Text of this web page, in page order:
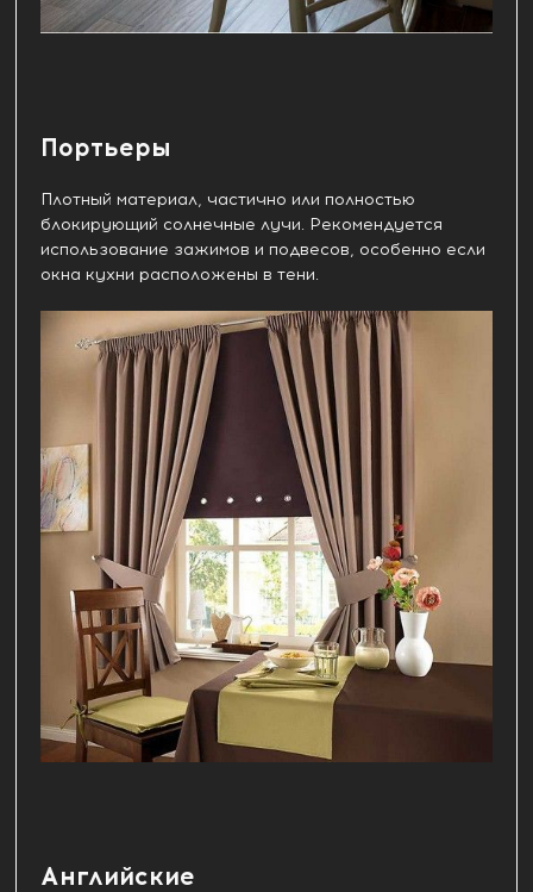
Портьеры
Плотный материал, частично или полностью
блокирующий солнечные лучи. Рекомендуется
использование зажимов и подвесов, особенно если
окна кухни расположены в тени.
Английские